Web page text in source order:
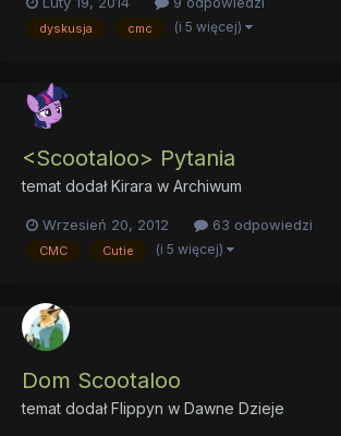
swoje najskrytsze marzenie, jakim jest własny
Dlatego moje pytanie: jak myślicie, kiedy Appl...
dyskusja cmc (i 5 więcej)
<Scootaloo> Pytania
temat dodałKirara w Archiwum
Wrzesień 20, 2012 63 odpowiedzi
CMC Cutie (i 5 więcej)
Dom Scootaloo
temat dodałFlippyn w Dawne Dzieje